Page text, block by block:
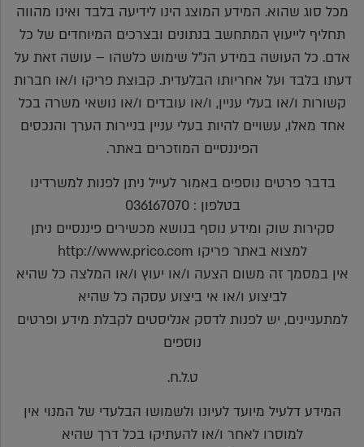
מכל סוג שהוא. המידע המוצג הינו לידיעה בלבד ואינו מהווה
תחליף לייעוץ המתחשב בנתונים ובצרכים המיוחדים של כל
אדם. כל העושה במידע הנ"ל שימוש כלשהו – עושה זאת על
דעתו בלבד ועל אחריותו הבלעדית. קבוצת פריקו ו/או חברות
קשורות ו/או בעלי עניין, ו/או עובדים ו/או נושאי משרה בכל
אחד מאלו, עשויים להיות בעלי עניין בניירות הערך והנכסים
הפיננסיים המוזכרים באתר.
בדבר פרטים נוספים באמור לעייל ניתן לפנות למשרדינו
בטלפון : 036167070
סקירות שוק ומידע נוסף בנושא מכשירים פיננסיים ניתן
למצוא באתר פריקו http://www.prico.com
אין במסמך זה משום הצעה ו/או יעוץ ו/או המלצה כל שהיא
לביצוע ו/או אי ביצוע עסקה כל שהיא
למתעניינים, יש לפנות לדסק אנליסטים לקבלת מידע ופרטים
נוספים
ט.ל.ח.
המידע דלעיל מיועד לעיונו ולשמושו הבלעדי של המנוי אין
למוסרו לאחר ו/או להעתיקו בכל דרך שהיא